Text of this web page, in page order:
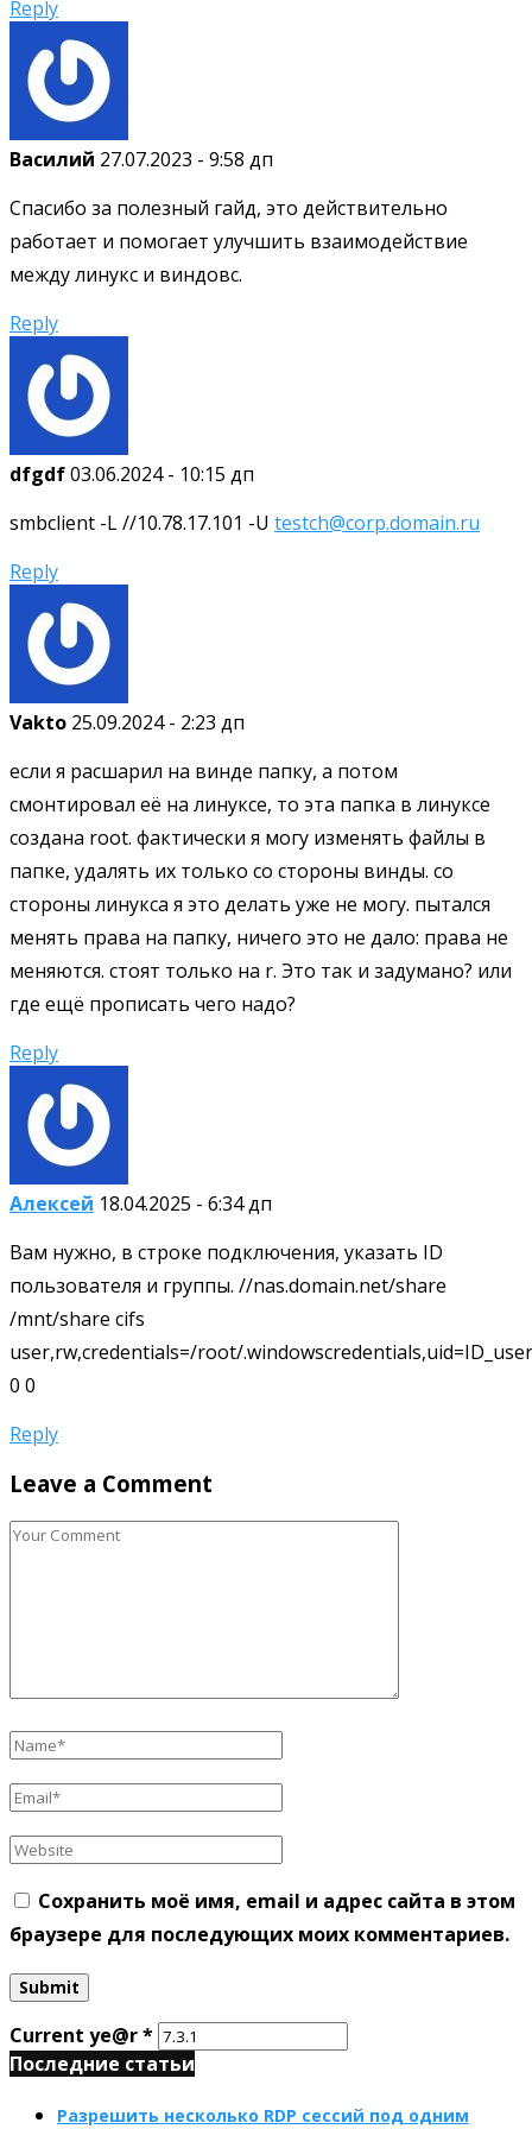
Reply
Василий 27.07.2023 - 9:58 дп
Спасибо за полезный гайд, это действительно
работает и помогает улучшить взаимодействие
между линукс и виндовс.
Reply
dfgdf03.06.2024 - 10:15 дп
smbclient -L //10.78.17.101 -U testch@corp.domain.ru
Reply
Vakto 25.09.2024 - 2:23 дп
если я расшарил на винде папку, а потом
смонтировал её на линуксе, то эта папка в линуксе
создана root. фактически я могу изменять файлы в
папке, удалять их только со стороны винды. со
стороны линукса я это делать уже не могу. пытался
менять права на папку, ничего это не дало: права не
меняются. стоят только на r. Это так и задумано? или
где ещё прописать чего надо?
Reply
Алексей 18.04.2025 - 6:34 дп
Вам нужно, в строке подключения, указать ID
пользователя и группы. //nas.domain.net/share
/mnt/share cifs
user,rw,credentials=/root/
0 0
Reply
Leave a Comment
Сохранить моё имя, email и адрес сайта в этом
браузере для последующих моих комментариев.
Current ye@r*
Последние статьи
Разрешить несколько RDP сессий под одним